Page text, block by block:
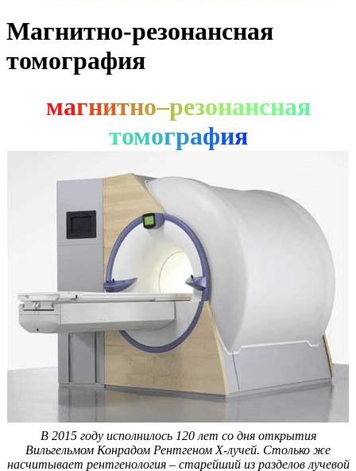
Магнитно-резонансная
томография
магнитно–резонансная
томография
В 2015 году исполнилось 120 лет со дня открытия
Вильгельмом Конрадом Рентгеном Х-лучей. Столько же
насчитывает рентгенология – старейший из разделов лучевой